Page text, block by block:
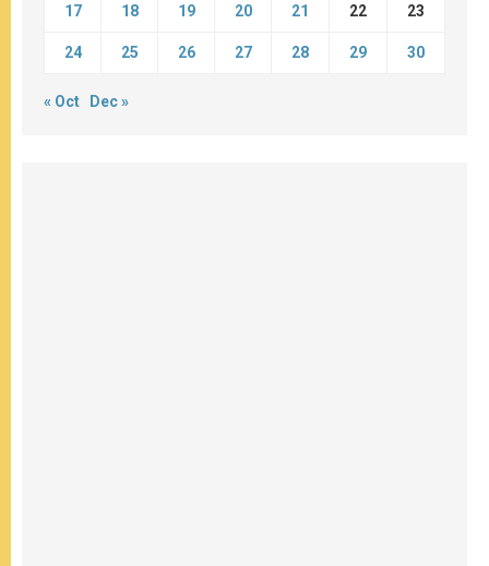
17 18 19 20 21 22 23
24 25 26 27 28 29 30
« Oct Dec »